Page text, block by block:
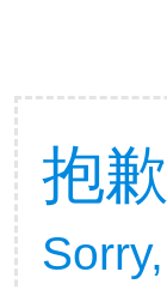
抱